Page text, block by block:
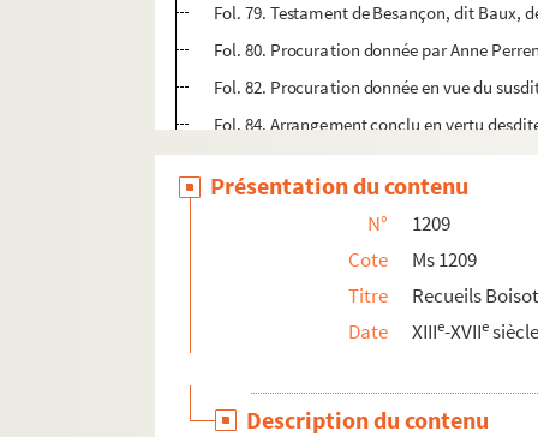
Fol. 79. Testament de Besançon, dit Baux,
Fol. 80. Procuration donnée par Anne
Fol. 82. Procuration donnée en vue du
Fol. 84. Arrangement conclu en vertu
Fol. 114. Contrat du mariage de François-
Fol. 118. Testament d'Isabelle, fille de
Fol. 119. Testament de Jean Bonvalot,
Fol. 120. Patente de tabellion général au
Fol. 121. Testament de Jacquette de
Fol. 141. Testament de Catherine de
Présentation du contenu
N°
1209
Cote
Ms 1209
Titre
Recueils
Date
XIIIe-XVIIe
Description du contenu